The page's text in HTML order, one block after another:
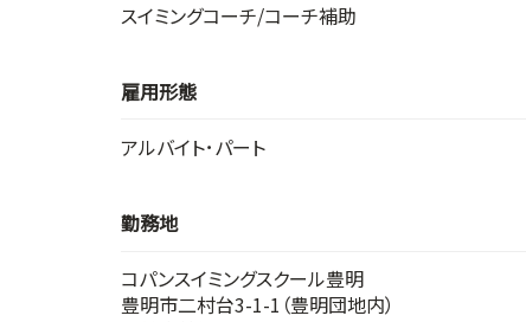
スイミングコーチ/コーチ補助
雇用形態
アルバイト･パート
勤務地
コパンスイミングスクール豊明
豊明市二村台3-1-1（豊明団地内）